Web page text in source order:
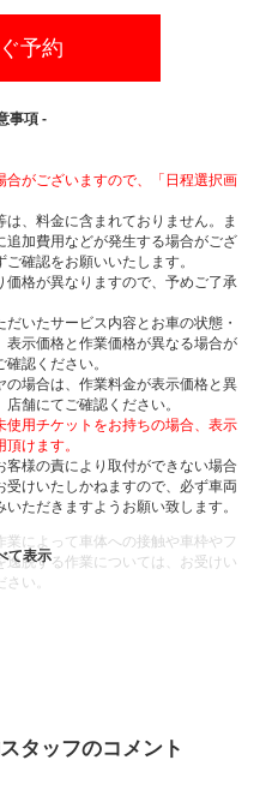
予約
事項 -
がございますので、「日程選択画
、料金に含まれておりません。ま
加費用などが発生する場合がござ
確認をお願いいたします。
格が異なりますので、予めご了承
いたサービス内容とお車の状態・
示価格と作業価格が異なる場合が
認ください。
場合は、作業料金が表示価格と異
舗にてご確認ください。
用チケットをお持ちの場合、表示
けます。
様の責により取付ができない場合
けいたしかねますので、必ず車両
ただきますようお願い致します。
によって車体への接触や車枠やフ
脱する作業については、お受けい
い。
タッフのコメント